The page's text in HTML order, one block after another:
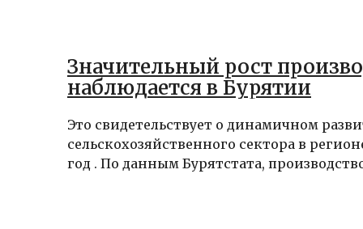
Значительный рост
наблюдается в Бурятии
Это свидетельствует о динамичном
сельскохозяйственного сектора в
год . По данным Бурятстата,